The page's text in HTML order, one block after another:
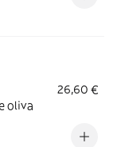
26,60 €
oliva